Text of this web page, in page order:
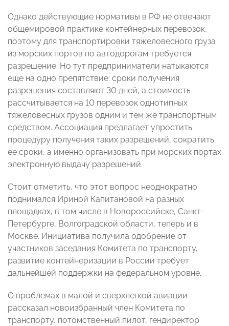
Однако действующие нормативы в РФ не отвечают
общемировой практике контейнерных перевозок,
поэтому для транспортировки тяжеловесного груза
из морских портов по автодорогам требуется
разрешение. Но тут предприниматели натыкаются
еще на одно препятствие: сроки получения
разрешения составляют 30 дней, а стоимость
рассчитывается на 10 перевозок однотипных
тяжеловесных грузов одним и тем же транспортным
средством. Ассоциация предлагает упростить
процедуру получения таких разрешений, сократить
ее сроки, а именно организовать при морских портах
электронную выдачу разрешений.
Стоит отметить, что этот вопрос неоднократно
поднимался Ириной Капитановой на разных
площадках, в том числе в Новороссийске, Санкт-
Петербурге, Волгоградской области, теперь и в
Москве. Инициатива получила одобрение от
участников заседания Комитета по транспорту,
развитие контейнеризации в России требует
дальнейшей поддержки на федеральном уровне.
О проблемах в малой и сверхлегкой авиации
рассказал новоизбранный член Комитета по
транспорту, потомственный пилот, гендиректор